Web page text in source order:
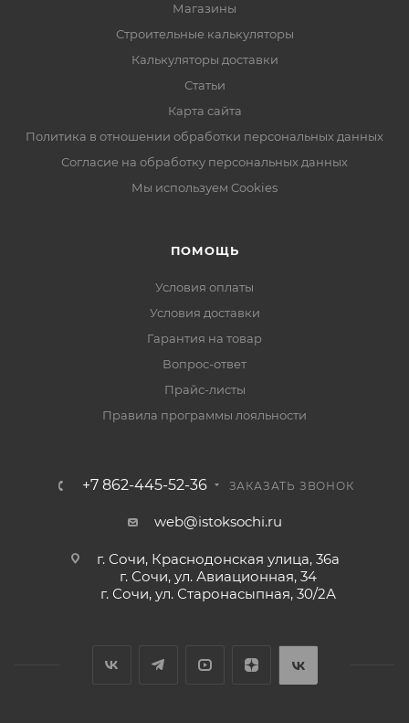
Магазины
Строительные калькуляторы
Калькуляторы доставки
Статьи
Карта сайта
Политика в отношении обработки персональных данных
Согласие на обработку персональных данных
Мы используем Cookies
ПОМОЩЬ
Условия оплаты
Условия доставки
Гарантия на товар
Вопрос-ответ
Прайс-листы
Правила программы лояльности
+7 862-445-52-36 ЗАКАЗАТЬ ЗВОНОК
web@istoksochi.ru
г. Сочи, Краснодонская улица, 36а
г. Сочи, ул. Авиационная, 34
г. Сочи, ул. Старонасыпная, 30/2А